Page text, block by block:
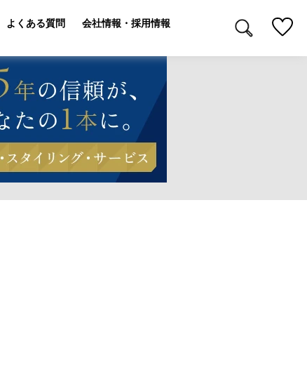
よくある質問 会社情報・採用情報